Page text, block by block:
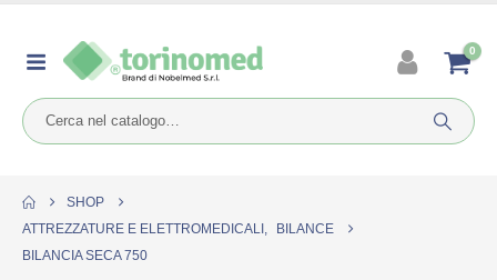
0
SHOP
ATTREZZATURE E ELETTROMEDICALI ,
BILANCE
BILANCIA SECA 750